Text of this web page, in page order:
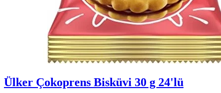
Ülker Çokoprens Bisküvi 30 g 24'lü